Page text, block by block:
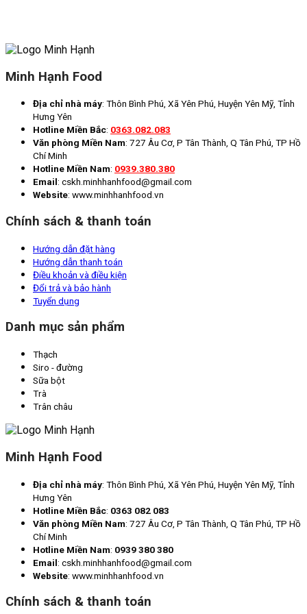
Minh Hạnh Food
Địa chỉ nhà máy: Thôn Bình Phú, Xã Yên Phú, Huyện Yên Mỹ, Tỉnh
Hưng Yên
Hotline Miền Bắc: 0363.082.083
Văn phòng Miền Nam: 727 Âu Cơ, P Tân Thành, Q Tân Phú, TP Hồ
Chí Minh
Hotline Miền Nam: 0939.380.380
Email: cskh.minhhanhfood@gmail.com
Website: www.minhhanhfood.vn
Chính sách & thanh toán
Hướng dẫn đặt hàng
Hướng dẫn thanh toán
Điều khoản và điều kiện
Đổi trả và bảo hành
Tuyển dụng
Danh mục sản phẩm
Thạch
Siro - đường
Sữa bột
Trà
Trân châu
Minh Hạnh Food
Địa chỉ nhà máy: Thôn Bình Phú, Xã Yên Phú, Huyện Yên Mỹ, Tỉnh
Hưng Yên
Hotline Miền Bắc: 0363 082 083
Văn phòng Miền Nam: 727 Âu Cơ, P Tân Thành, Q Tân Phú, TP Hồ
Chí Minh
Hotline Miền Nam: 0939 380 380
Email: cskh.minhhanhfood@gmail.com
Website: www.minhhanhfood.vn
Chính sách & thanh toán